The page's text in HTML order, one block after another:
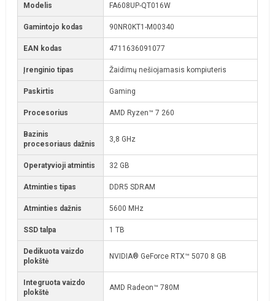
Modelis FA608UP-QT016W
Gamintojo kodas 90NR0KT1-M00340
EAN kodas 4711636091077
Įrenginio tipas Žaidimų nešiojamasis kompiuteris
Paskirtis Gaming
Procesorius AMD Ryzen™ 7 260
Bazinis
procesoriaus dažnis
3,8 GHz
Operatyvioji atmintis 32 GB
Atminties tipas DDR5 SDRAM
Atminties dažnis 5600 MHz
SSD talpa 1 TB
Dedikuota vaizdo
plokštė
NVIDIA® GeForce RTX™ 5070 8 GB
Integruota vaizdo
plokštė
AMD Radeon™ 780M